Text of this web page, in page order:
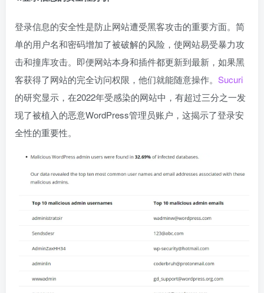
登录信息的安全性是防止网站遭受黑客攻击的重要方面。简
单的用户名和密码增加了被破解的风险，使网站易受暴力攻
击和撞库攻击。即便网站本身和插件都更新到最新，如果黑
客获得了网站的完全访问权限，他们就能随意操作。 Sucuri
的研究显示，在2022年受感染的网站中，有超过三分之一发
现了被植入的恶意WordPress管理员账户，这揭示了登录安
全性的重要性。